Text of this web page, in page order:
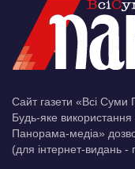
Сайт газети «Всі Суми
Будь-яке використання
Панорама-медіа»
(для інтернет-видань -